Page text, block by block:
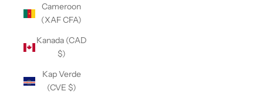
Cameroon
(XAF CFA)
Kanada (CAD
$)
Kap Verde
(CVE $)